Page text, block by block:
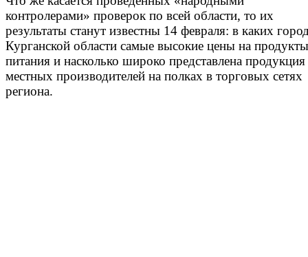
контролерами» проверок по всей области, то их
результаты станут известны 14 февраля: в каких
Курганской области самые высокие цены на продукты
питания и насколько широко представлена продукция
местных производителей на полках в торговых сетях
региона.